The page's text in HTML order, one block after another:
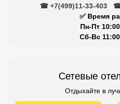
☎ +7(499)11-33-403
☎
✅ Время
Пн-Пт
Сб-Вс
Сетевые
Отдыхайте в